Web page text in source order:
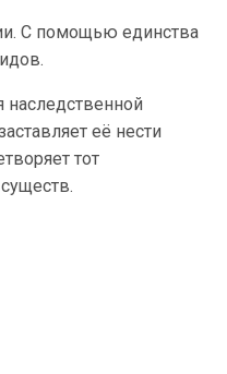
С помощью единства
наследственной
её нести
тот